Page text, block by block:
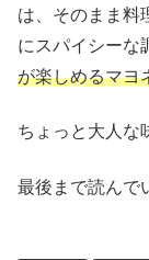
は、そのまま料
にスパイシーな
が楽しめるマヨ
ちょっと大人な
最後まで読んで